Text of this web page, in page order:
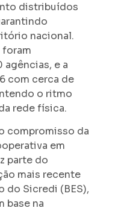
distribuídos
nacional.
foram
agências, e a
com cerca de
o ritmo
rede física.
compromisso da
em
parte do
mais recente
do Sicredi (BES),
base na